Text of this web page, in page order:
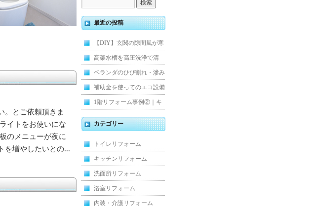
。とご依頼頂きま
イトをお使いにな
のメニューが夜に
を増やしたいとの...
最近の投稿
【DIY】玄関の隙間風が寒
くて断熱ドアに交換しまし
た
高架水槽を高圧洗浄で清
掃！衛生的な給水環境を維
持｜施工事例
ベランダのひび割れ・滲み
を解消！賃貸マンション防
水工事
補助金を使ってのエコ設備
住宅リフォーム
1階リフォーム事例②｜キ
ッチン・床・収納を一新
し、扉新設で動線を整えた
全面改修
カテゴリー
トイレリフォーム
キッチンリフォーム
洗面所リフォーム
浴室リフォーム
内装・介護リフォーム